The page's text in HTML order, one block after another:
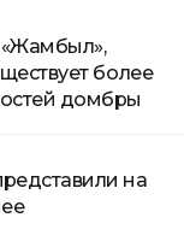
«Жамбыл»,
более
домбры
на